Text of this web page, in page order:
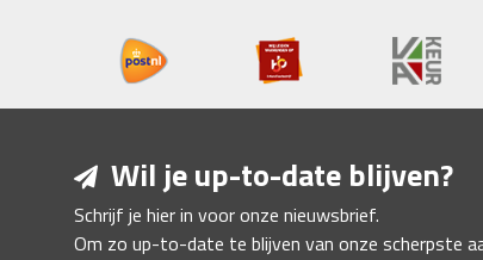
Wil je up-to-date blijven?
Schrijf je hier in voor onze nieuwsbrief.
Om zo up-to-date te blijven van onze scherpste